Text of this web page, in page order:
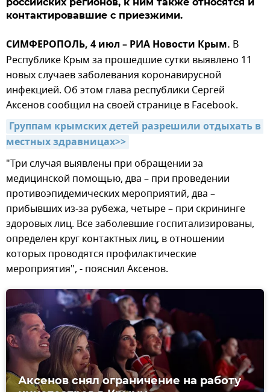
контактировавшие с приезжими.
СИМФЕРОПОЛЬ, 4 июл – РИА Новости Крым. В
Республике Крым за прошедшие сутки выявлено 11
новых случаев заболевания коронавирусной
инфекцией. Об этом глава республики Сергей
Аксенов сообщил на своей странице в Facebook.
Группам крымских детей разрешили отдыхать в
местных здравницах>>
"Три случая выявлены при обращении за
медицинской помощью, два – при проведении
противоэпидемических мероприятий, два –
прибывших из-за рубежа, четыре – при скрининге
здоровых лиц. Все заболевшие госпитализированы,
определен круг контактных лиц, в отношении
которых проводятся профилактические
мероприятия", - пояснил Аксенов.
Аксенов снял ограничение на работу